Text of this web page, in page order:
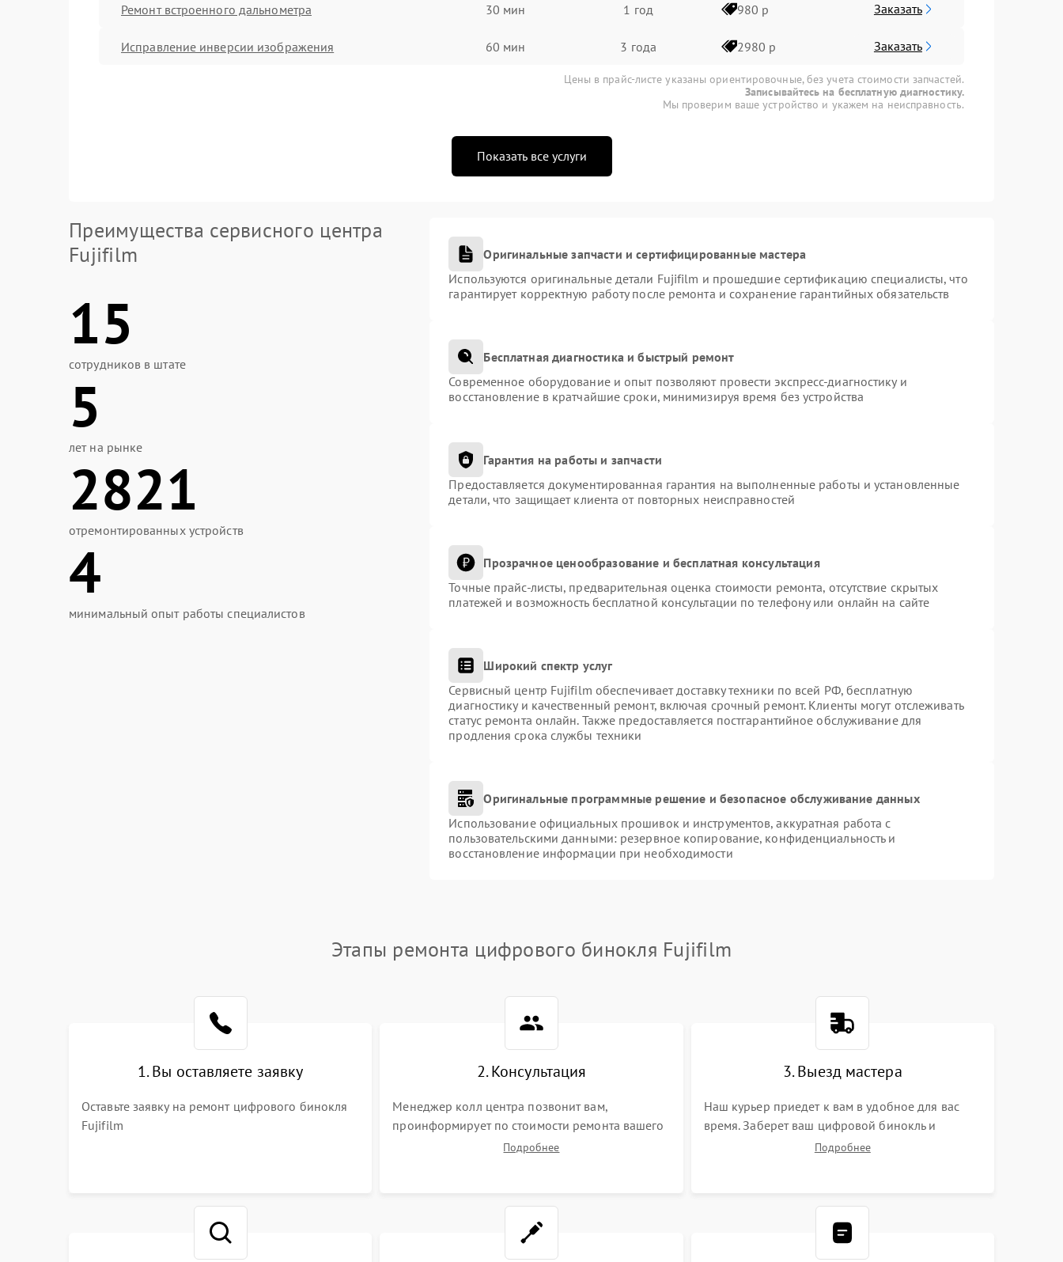
Ремонт встроенного дальнометра 30 мин 1 год 980 р Заказать
Исправление инверсии изображения 60 мин 3 года 2980 р Заказать
Цены в прайс-листе указаны ориентировочные, без учета стоимости запчастей.
Записывайтесь на бесплатную диагностику.
Мы проверим ваше устройство и укажем на неисправность.
Показать все услуги
Преимущества сервисного центра
Fujifilm
15
сотрудников в штате
5
лет на рынке
2821
отремонтированных устройств
4
минимальный опыт работы специалистов
Оригинальные запчасти и сертифицированные мастера
Используются оригинальные детали Fujifilm и прошедшие сертификацию специалисты, что
гарантирует корректную работу после ремонта и сохранение гарантийных обязательств
Бесплатная диагностика и быстрый ремонт
Современное оборудование и опыт позволяют провести экспресс-диагностику и
восстановление в кратчайшие сроки, минимизируя время без устройства
Гарантия на работы и запчасти
Предоставляется документированная гарантия на выполненные работы и установленные
детали, что защищает клиента от повторных неисправностей
Прозрачное ценообразование и бесплатная консультация
Точные прайс-листы, предварительная оценка стоимости ремонта, отсутствие скрытых
платежей и возможность бесплатной консультации по телефону или онлайн на сайте
Широкий спектр услуг
Сервисный центр Fujifilm обеспечивает доставку техники по всей РФ, бесплатную
диагностику и качественный ремонт, включая срочный ремонт. Клиенты могут отслеживать
статус ремонта онлайн. Также предоставляется постгарантийное обслуживание для
продления срока службы техники
Оригинальные программные решение и безопасное обслуживание данных
Использование официальных прошивок и инструментов, аккуратная работа с
пользовательскими данными: резервное копирование, конфиденциальность и
восстановление информации при необходимости
Этапы ремонта цифрового бинокля Fujifilm
1. Вы оставляете заявку
Оставьте заявку на ремонт цифрового бинокля
Fujifilm
2. Консультация
Менеджер колл центра позвонит вам,
проинформирует по стоимости ремонта вашего
цифрового бинокля а также ответит на все ваши
Подробнее
3. Выезд мастера
Наш курьер приедет к вам в удобное для вас
время. Заберет ваш цифровой бинокль и
привезет на склад для диагностики.
Подробнее